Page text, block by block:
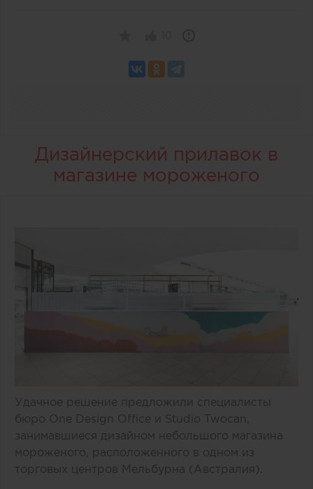
Дизайнерский прилавок в
магазине мороженого
Удачное решение предложили специалисты
бюро One Design Office и Studio Twocan,
занимавшиеся дизайном небольшого магазина
мороженого, расположенного в одном из
торговых центров Мельбурна (Австралия).